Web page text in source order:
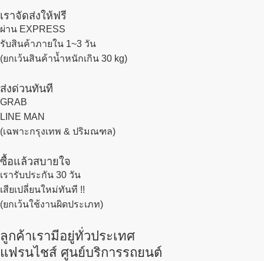
เราจัดส่งให้ฟรี
ผ่าน EXPRESS
รับสินค้าภายใน 1~3 วัน
(ยกเว้นสินค้าน้ำหนักเกิน 30 kg)
ส่งด่วนทันที
GRAB
LINE MAN
(เฉพาะกรุงเทพ & ปริมณฑล)
ซื้อแล้วสบายใจ
เรารับประกัน 30 วัน
เสียเปลี่ยนใหม่ทันที !!
(ยกเว้นใช้งานผิดประเภท)
ลูกค้าเรามีอยู่ทั่วประเทศ
แฟรนไชส์ ศูนย์บริการรถยนต์